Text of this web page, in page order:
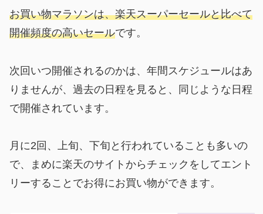
お買い物マラソンは、楽天スーパーセールと比べて
開催頻度の高いセールです。
次回いつ開催されるのかは、年間スケジュールはあ
りませんが、過去の日程を見ると、同じような日程
で開催されています。
月に2回、上旬、下旬と行われていることも多いの
で、まめに楽天のサイトからチェックをしてエント
リーすることでお得にお買い物ができます。